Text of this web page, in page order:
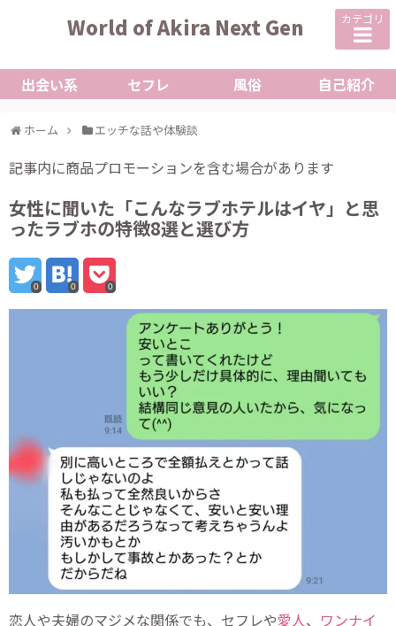
カテゴリ
World of Akira Next Gen
出会い系 セフレ 風俗 自己紹介
ホーム エッチな話や体験談
記事内に商品プロモーションを含む場合があります
女性に聞いた「こんなラブホテルはイヤ」と思
ったラブホの特徴8選と選び方
0 0 0
恋人や夫婦のマジメな関係でも、セフレや愛人、 ワンナイ